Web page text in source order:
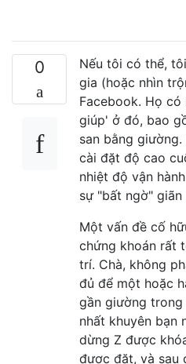
0
Nếu tôi có thể,
gia (hoặc nhìn
Facebook. Họ
giúp' ở đó, bao
san bằng
cài đặt độ cao
nhiệt độ vận
sự "bất ngờ" giãn
Một vấn đề cố
chứng khoán rất
trí. Chà, không
đủ để một hoặc
gần giường
nhất khuyên bạn
dừng Z được
được đặt, và sau